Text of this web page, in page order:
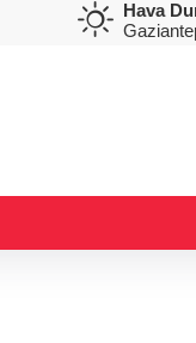
%0,33
Hava